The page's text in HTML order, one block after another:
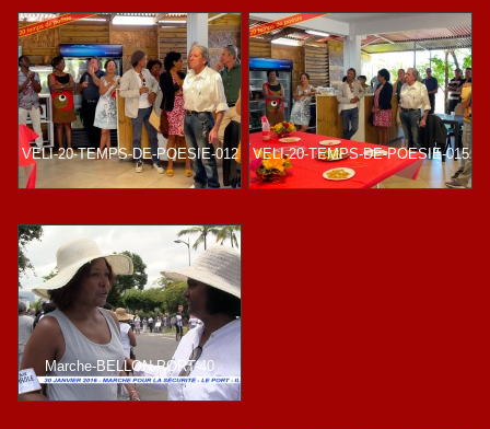
VELI-20-TEMPS-DE-POESIE-012 VELI-20-TEMPS-DE-POESIE-015
Marche-BELLON-PORT-40